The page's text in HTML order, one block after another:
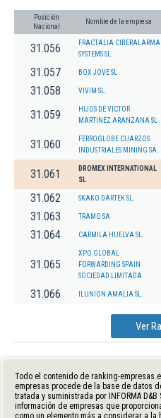
Posición
Nacional
Nombre de la empresa
31.056
FRACTALIA CIBERALARMA
SYSTEMS SL.
31.057 BOX JOVE SL
31.058 VIVIM SL.
31.059
HIJOS DE VICTOR
MARTINEZ ARANZANA SL
31.060
FERROGLOBE CUARZOS
INDUSTRIALES MINING SA.
31.061
DROMEX INTERNATIONAL
SL
31.062 SKAKO DARTEK SL.
31.063 TRAMO SA
31.064 CARMILA HUELVA SL.
31.065
XPO GLOBAL
FORWARDING SPAIN
SOCIEDAD LIMITADA
31.066 ILUNION AMALIA SL.
Ver
Todo el contenido de ranking-
empresas procede de la base de datos de
tratada y suministrada por INFORMA D&B
información de empresas que
como un elemento más a considerar a